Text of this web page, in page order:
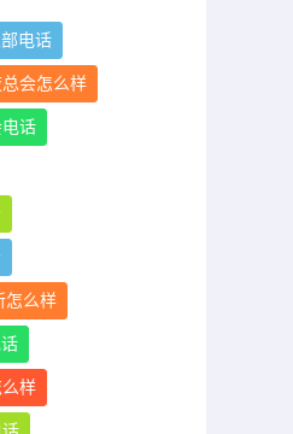
电话
会怎么样
话
怎么样
样